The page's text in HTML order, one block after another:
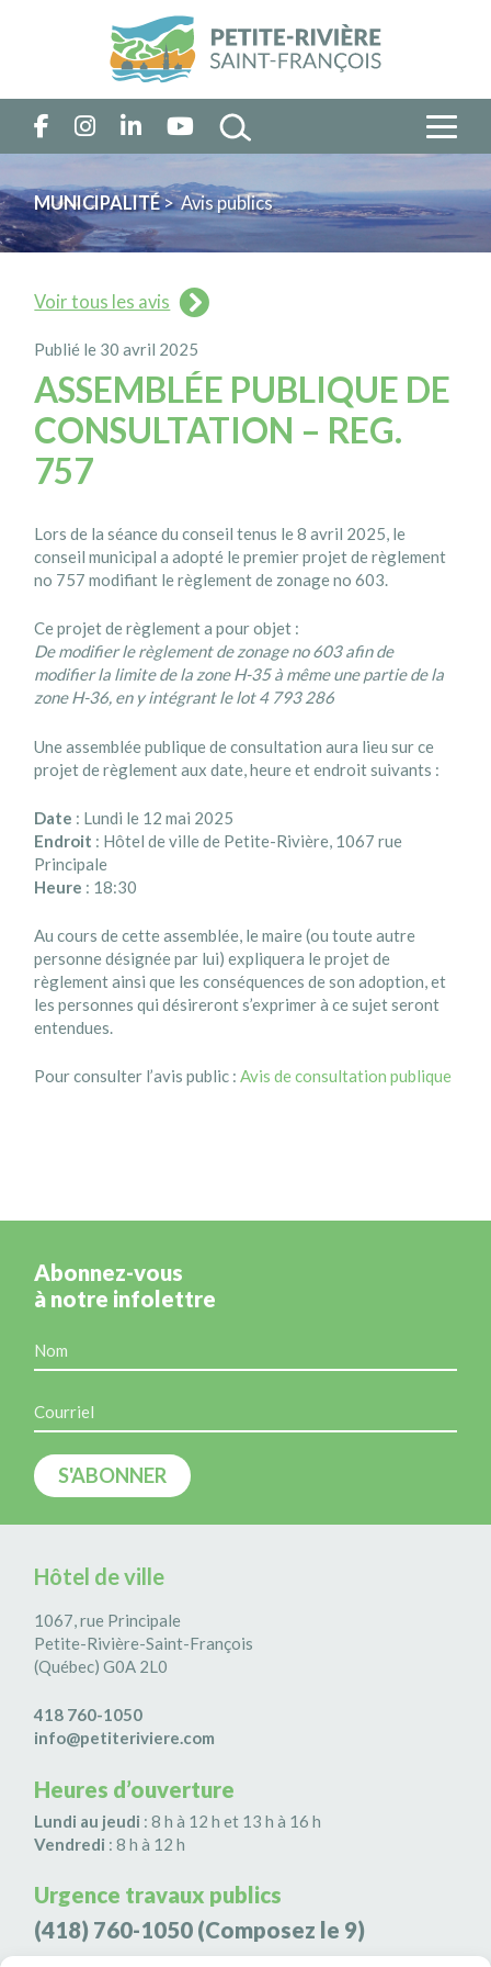
MUNICIPALITÉ> Avis publics
Voir tous les avis
Publié le 30 avril 2025
ASSEMBLÉE PUBLIQUE DE
CONSULTATION – REG.
757
Lors de la séance du conseil tenus le 8 avril 2025, le
conseil municipal a adopté le premier projet de règlement
no 757 modifiant le règlement de zonage no 603.
Ce projet de règlement a pour objet :
De modifier le règlement de zonage no 603 afin de
modifier la limite de la zone H-35 à même une partie de la
zone H-36, en y intégrant le lot 4 793 286
Une assemblée publique de consultation aura lieu sur ce
projet de règlement aux date, heure et endroit suivants :
Date : Lundi le 12 mai 2025
Endroit : Hôtel de ville de Petite-Rivière, 1067 rue
Principale
Heure : 18:30
Au cours de cette assemblée, le maire (ou toute autre
personne désignée par lui) expliquera le projet de
règlement ainsi que les conséquences de son adoption, et
les personnes qui désireront s’exprimer à ce sujet seront
entendues.
Pour consulter l’avis public :Avis de consultation publique
Abonnez-vous
à notre infolettre
Hôtel de ville
1067, rue Principale
Petite-Rivière-Saint-François
(Québec) G0A 2L0
418 760-1050
info@petiteriviere.com
Heures d’ouverture
Lundi au jeudi : 8 h à 12 h et 13 h à 16 h
Vendredi : 8 h à 12 h
Urgence travaux publics
(418) 760-1050 (Composez le 9)